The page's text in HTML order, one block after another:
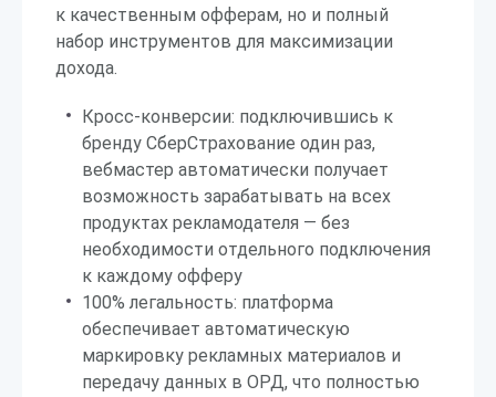
к качественным офферам, но и полный
набор инструментов для максимизации
дохода.
Кросс-конверсии: подключившись к
бренду СберСтрахование один раз,
вебмастер автоматически получает
возможность зарабатывать на всех
продуктах рекламодателя — без
необходимости отдельного подключения
к каждому офферу
100% легальность: платформа
обеспечивает автоматическую
маркировку рекламных материалов и
передачу данных в ОРД, что полностью